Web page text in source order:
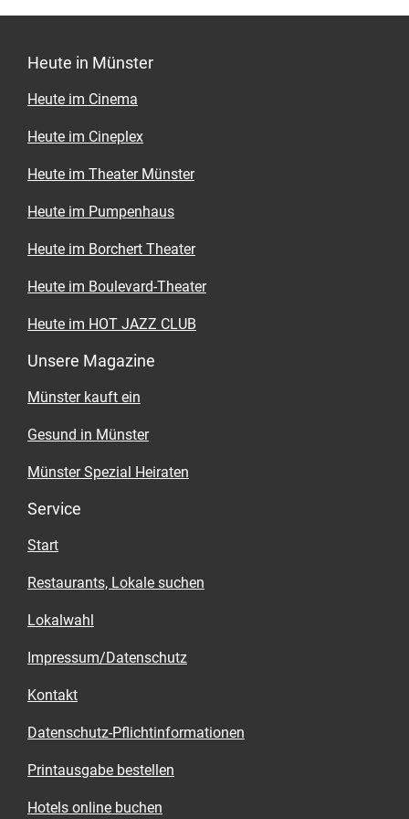
mediterran bis hin zu hochwertigen BBQs, für
Rundumsorglos-Gefühl begleitet das liebevolle
durch den Abend.
Heute in Münster
Heute im Cinema
Heute im Cineplex
Heute im Theater Münster
Heute im Pumpenhaus
Heute im Borchert Theater
Heute im Boulevard-Theater
Heute im HOT JAZZ CLUB
Unsere Magazine
Münster kauft ein
Gesund in Münster
Münster Spezial Heiraten
Service
Start
Restaurants, Lokale suchen
Lokalwahl
Impressum/Datenschutz
Kontakt
Datenschutz-Pflichtinformationen
Printausgabe bestellen
Hotels online buchen